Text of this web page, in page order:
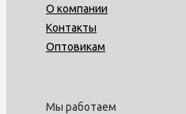
О компании
Контакты
Оптовикам
Мы работаем